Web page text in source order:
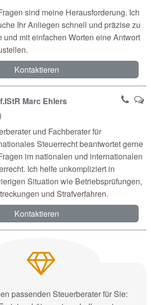
sind meine Herausforderung. Ich
Ihr Anliegen schnell und präzise zu
und mit einfachen Worten eine Antwort
Kontaktieren
Marc Ehlers
und Fachberater für
Steuerrecht beantwortet gerne
im nationalen und internationalen
Ich helfe unkompliziert in
Situation wie Betriebsprüfungen,
und Strafverfahren.
Kontaktieren
passenden Steuerberater für Sie: